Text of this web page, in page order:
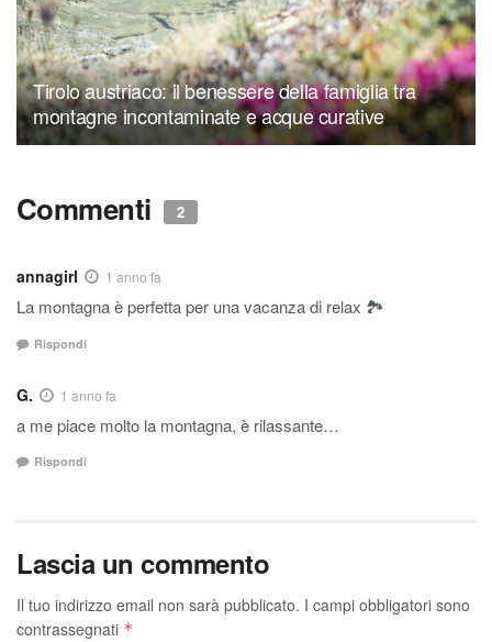
Tirolo austriaco: il benessere della famiglia tra
montagne incontaminate e acque curative
Commenti 2
annagirl 1 anno fa
La montagna è perfetta per una vacanza di relax 🏞
Rispondi
G. 1 anno fa
a me piace molto la montagna, è rilassante…
Rispondi
Lascia un commento
Il tuo indirizzo email non sarà pubblicato. I campi obbligatori sono
contrassegnati *